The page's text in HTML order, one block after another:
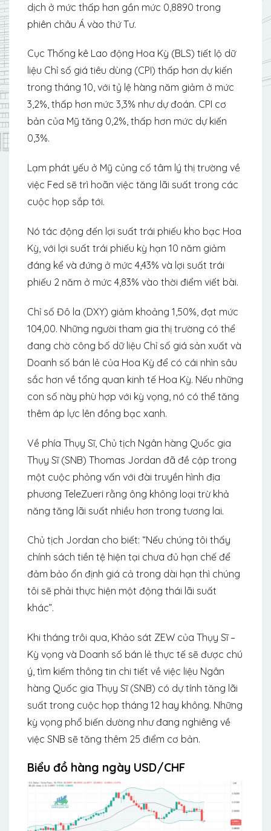
dịch ở mức thấp hơn gần mức 0,8890 trong
phiên châu Á vào thứ Tư.
Cục Thống kê Lao động Hoa Kỳ (BLS) tiết lộ dữ
liệu Chỉ số giá tiêu dùng (CPI) thấp hơn dự kiến ​​​​
trong tháng 10, với tỷ lệ hàng năm giảm ở mức
3,2%, thấp hơn mức 3,3% như dự đoán. CPI cơ
bản của Mỹ tăng 0,2%, thấp hơn mức dự kiến ​​
0,3%.
Lạm phát yếu ở Mỹ củng cố tâm lý thị trường về
việc Fed sẽ trì hoãn việc tăng lãi suất trong các
cuộc họp sắp tới.
Nó tác động đến lợi suất trái phiếu kho bạc Hoa
Kỳ, với lợi suất trái phiếu kỳ hạn 10 năm giảm
đáng kể và đứng ở mức 4,43% và lợi suất trái
phiếu 2 năm ở mức 4,83% vào thời điểm viết bài.
Chỉ số Đô la (DXY) giảm khoảng 1,50%, đạt mức
104,00. Những người tham gia thị trường có thể
đang chờ công bố dữ liệu Chỉ số giá sản xuất và
Doanh số bán lẻ của Hoa Kỳ để có cái nhìn sâu
sắc hơn về tổng quan kinh tế Hoa Kỳ. Nếu những
con số này phù hợp với kỳ vọng, nó có thể tăng
thêm áp lực lên đồng bạc xanh.
Về phía Thụy Sĩ, Chủ tịch Ngân hàng Quốc gia
Thụy Sĩ (SNB) Thomas Jordan đã đề cập trong
một cuộc phỏng vấn với đài truyền hình địa
phương TeleZueri rằng ông không loại trừ khả
năng tăng lãi suất nhiều hơn trong tương lai.
Chủ tịch Jordan cho biết: “Nếu chúng tôi thấy
chính sách tiền tệ hiện tại chưa đủ hạn chế để
đảm bảo ổn định giá cả trong dài hạn thì chúng
tôi sẽ phải thực hiện một động thái lãi suất
khác”.
Khi tháng trôi qua, Khảo sát ZEW của Thụy Sĩ –
Kỳ vọng và Doanh số bán lẻ thực tế sẽ được chú
ý, tìm kiếm thông tin chi tiết về việc liệu Ngân
hàng Quốc gia Thụy Sĩ (SNB) có dự tính tăng lãi
suất trong cuộc họp tháng 12 hay không. Những
kỳ vọng phổ biến dường như đang nghiêng về
việc SNB sẽ tăng thêm 25 điểm cơ bản.
Biểu đồ hàng ngày USD/CHF